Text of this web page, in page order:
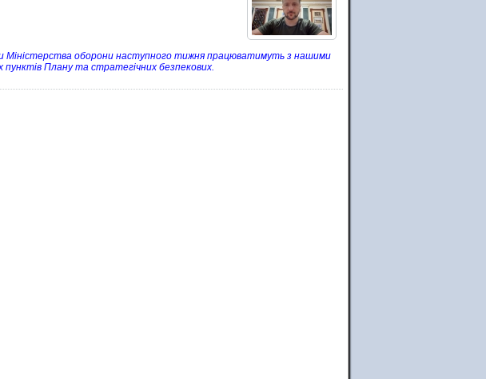
Міністерства оборони наступного тижня працюватимуть з нашими
Плану та стратегічних безпекових.